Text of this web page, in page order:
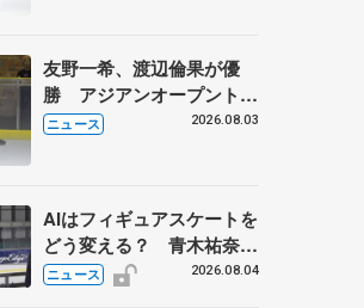
友野一希、渡辺倫果が優
勝 アジアンオープントロ
フィー
ニュース 2026.08.03
AIはフィギュアスケートを
どう変える？ 青木祐奈と
考える採点、トレーニング
ニュース 2026.08.04